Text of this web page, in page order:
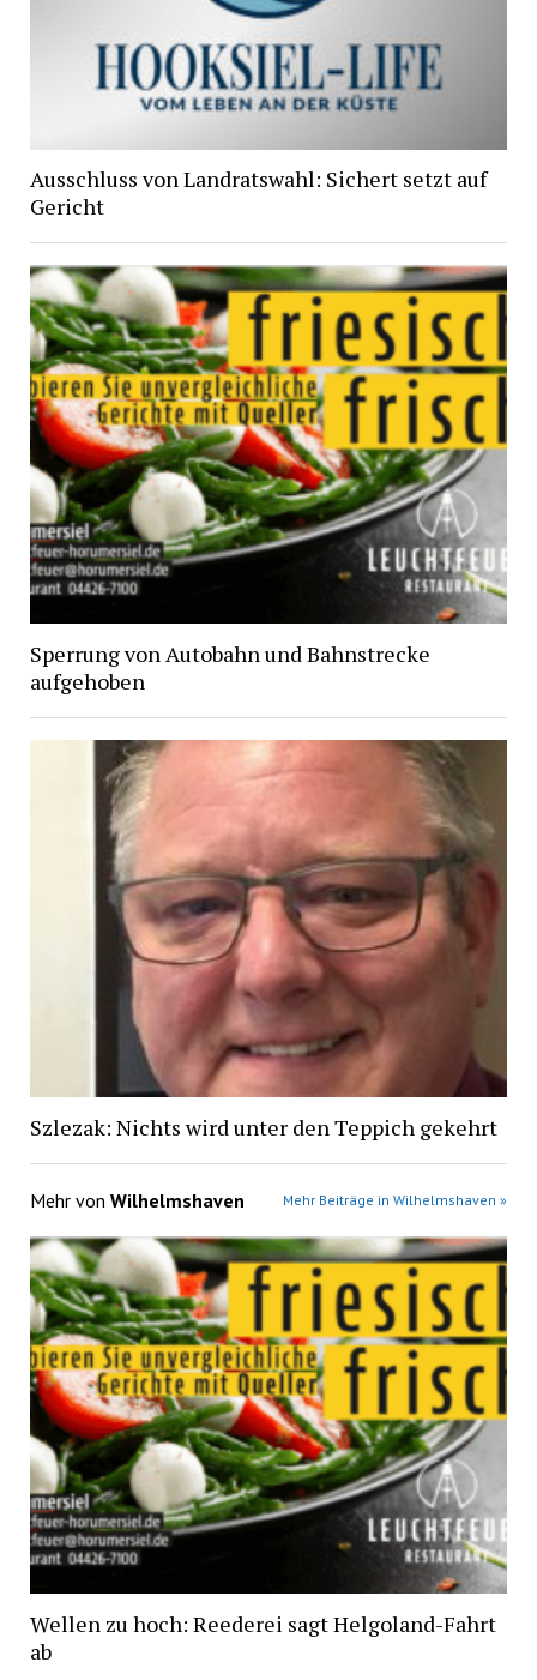
Ausschluss von Landratswahl: Sichert setzt auf
Gericht
Sperrung von Autobahn und Bahnstrecke
aufgehoben
Szlezak: Nichts wird unter den Teppich gekehrt
Mehr von Wilhelmshaven Mehr Beiträge in Wilhelmshaven »
Wellen zu hoch: Reederei sagt Helgoland-Fahrt
ab